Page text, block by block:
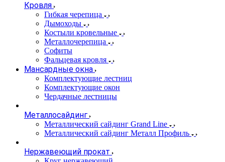
Кровля
Гибкая черепица
Дымоходы
Костыли кровельные
Металлочерепица
Софиты
Фальцевая кровля
Мансардные окна
Комплектующие лестниц
Комплектующие окон
Чердачные лестницы
Металлосайдинг
Металлический сайдинг Grand Line
Металлический сайдинг Металл Профиль
Нержавеющий прокат